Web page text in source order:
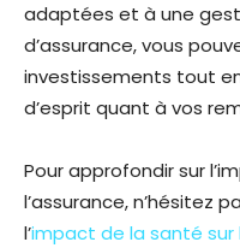
adaptées et à une
d’assurance, vous
investissements tout
d’esprit quant à vos
Pour approfondir sur
l’assurance, n’hésitez
l’impact de la santé sur